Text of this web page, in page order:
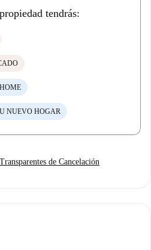
tendrás:
NUEVO HOGAR
de Cancelación